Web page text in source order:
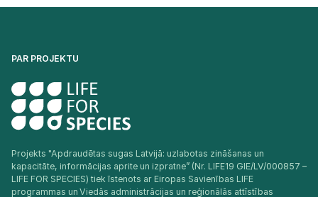
PAR PROJEKTU
Projekts "Apdraudētas sugas Latvijā: uzlabotas zināšanas un
kapacitāte, informācijas aprite un izpratne” (Nr. LIFE19 GIE/LV/000857 –
LIFE FOR SPECIES) tiek īstenots ar Eiropas Savienības LIFE
programmas un Viedās administrācijas un reģionālās attīstības